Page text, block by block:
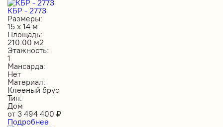
КБР - 2773
Размеры:
15 х 14 м
Площадь:
210.00 м2
Этажность:
1
Мансарда:
Нет
Материал:
Клееный брус
Тип:
Дом
от 3 494 400 ₽
Подробнее